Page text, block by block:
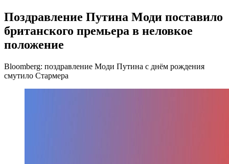
Поздравление Путина Моди поставило
британского премьера в неловкое
положение
Bloomberg: поздравление Моди Путина с днём рождения
смутило Стармера